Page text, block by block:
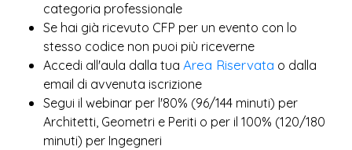
categoria professionale
Se hai già ricevuto CFP per un evento con lo
stesso codice non puoi più riceverne
Accedi all'aula dalla tua Area Riservata o dalla
email di avvenuta iscrizione
Segui il webinar per l'80% (96/144 minuti) per
Architetti, Geometri e Periti o per il 100% (120/180
minuti) per Ingegneri